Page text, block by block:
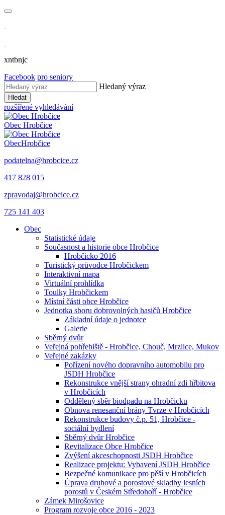
xntbnjc
Facebook pro seniory
Hledaný výraz
Hledat
rozšířené vyhledávání
Obec Hrobčice
ObecHrobčice
podatelna@hrobcice.cz
417 828 015
zpravodaj@hrobcice.cz
725 141 403
Obec
Statistické údaje
Současnost a historie obce Hrobčice
Hrobčicko 2016
Turistický průvodce Hrobčickem
Interaktivní mapa
Virtuální prohlídka
Toulky Hrobčickem
Místní části obce Hrobčice
Jednotka sboru dobrovolných hasičů Hrobčice
Základní údaje o jednotce
Galerie
Sběrný dvůr
Veřejná pohřebiště - Hrobčice, Chouč, Mrzlice, Mukov
Veřejné zakázky
Pořízení nového dopravního automobilu pro
JSDH Hrobčice
Rekonstrukce vnější strany ohradní zdi hřbitova
v Hrobčicích
Oddělený sběr biodpadu na Hrobčicku
Obnova renesanční brány Tvrze v Hrobčicích
Rekonstrukce budovy č.p. 51, Hrobčice -
sociální bydlení
Sběrný dvůr Hrobčice
Revitalizace Obce Hrobčice
Zvýšení akceschopnosti JSDH Hrobčice
Realizace projektu: Vybavení JSDH Hrobčice
Bezpečné komunikace pro pěší v Hrobčicích
Úprava druhové a porostové skladby lesních
porostů v Českém Středohoří - Hrobčice
Zámek Mirošovice
Program rozvoje obce 2016 - 2023